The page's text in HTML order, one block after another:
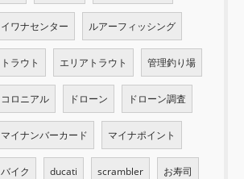
イワナセンター ルアーフィッシング
トラウト エリアトラウト 管理釣り場
コロニアル ドローン ドローン調査
マイナンバーカード マイナポイント
バイク ducati scrambler お寿司